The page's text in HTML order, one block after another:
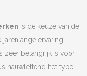
is de keuze van de
ervaring
zeer belangrijk is voor
nauwlettend het type